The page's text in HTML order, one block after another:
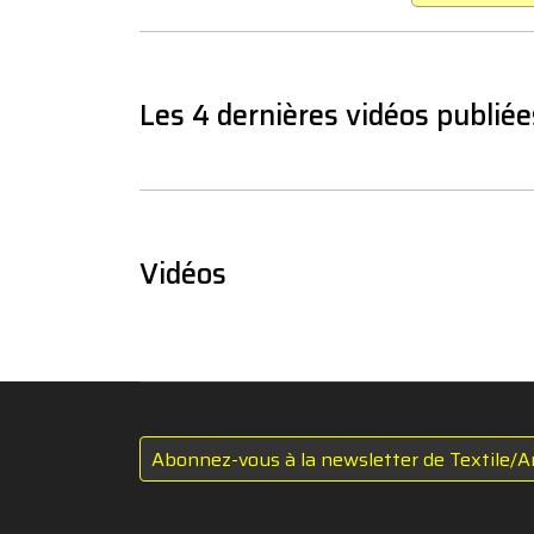
Les 4 dernières vidéos
Vidéos
Abonnez-vous à la newsletter de Textile/